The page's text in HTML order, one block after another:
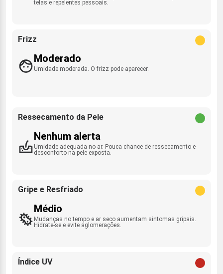
telas e repelentes pessoais.
Frizz
Moderado
Umidade moderada. O frizz pode aparecer.
Ressecamento da Pele
Nenhum alerta
Umidade adequada no ar. Pouca chance de ressecamento e
desconforto na pele exposta.
Gripe e Resfriado
Médio
Mudanças no tempo e ar seco aumentam sintomas gripais.
Hidrate-se e evite aglomerações.
Índice UV